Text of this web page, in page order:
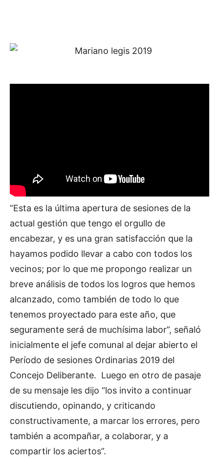
“Esta es la última apertura de sesiones de la
actual gestión que tengo el orgullo de
encabezar, y es una gran satisfacción que la
hayamos podido llevar a cabo con todos los
vecinos; por lo que me propongo realizar un
breve análisis de todos los logros que hemos
alcanzado, como también de todo lo que
tenemos proyectado para este año, que
seguramente será de muchísima labor”, señaló
inicialmente el jefe comunal al dejar abierto el
Período de sesiones Ordinarias 2019 del
Concejo Deliberante. Luego en otro de pasaje
de su mensaje les dijo “los invito a continuar
discutiendo, opinando, y criticando
constructivamente, a marcar los errores, pero
también a acompañar, a colaborar, y a
compartir los aciertos”.